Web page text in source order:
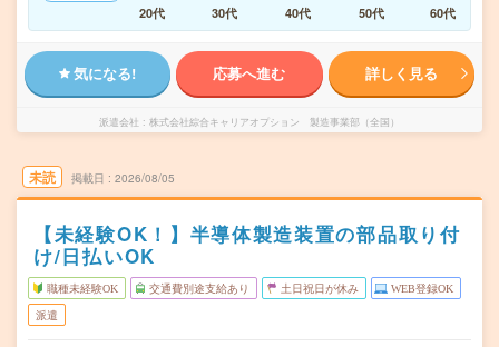
20代
30代 40代 50代 60代
気になる! 応募へ進む 詳しく見る
派遣会社 株式会社綜合キャリアオプション 製造事業部（全国）
未読 掲載日 2026/08/05
【未経験OK！】半導体製造装置の部品取り付
け/日払いOK
職種未経験OK 交通費別途支給あり 土日祝日が休み WEB登録OK
派遣